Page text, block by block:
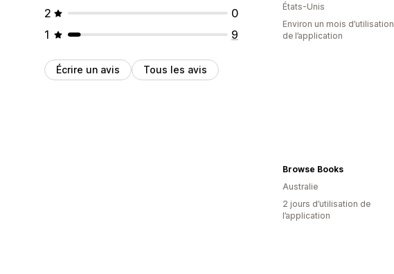
2
0
1
9
Écrire un avis Tous les avis
États-Unis
Environ un mois d’utilisation
de l’application
Browse Books
Australie
2 jours d’utilisation de
l’application